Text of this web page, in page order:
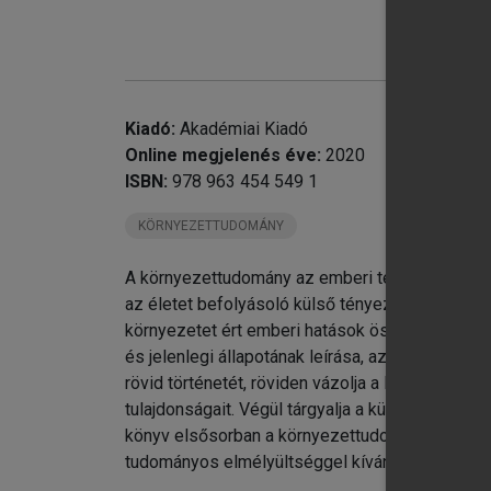
Kiadó: Akadémiai Kiadó
Online megjelenés éve: 2020
ISBN: 978 963 454 549 1
KÖRNYEZETTUDOMÁNY
A környezettudomány az emberi tevékenység
az életet befolyásoló külső tényezők
környezetet ért emberi hatások
és jelenlegi állapotának leírása, az ember és
rövid történetét, röviden vázolja a légköri és a
tulajdonságait. Végül tárgyalja a különböző
könyv elsősorban a környezettudomány hazai
tudományos elmélyültséggel kívánja megismerni.